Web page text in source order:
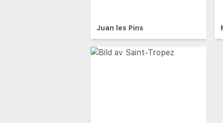
Juan les Pins